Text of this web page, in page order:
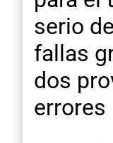
serio
fallas
dos
errores